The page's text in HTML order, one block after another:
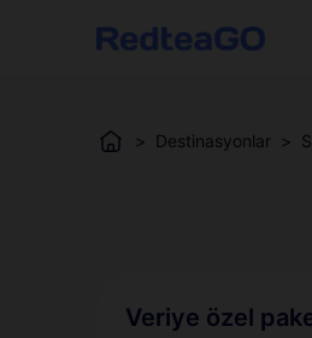
> Destinasyonlar >
Veriye özel